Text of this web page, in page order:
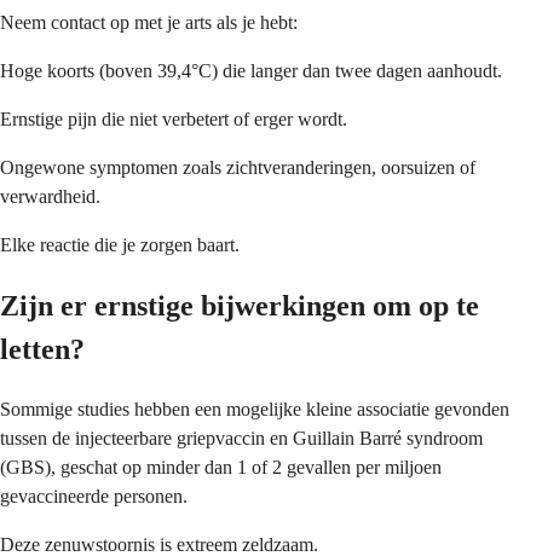
Neem contact op met je arts als je hebt:
Hoge koorts (boven 39,4°C) die langer dan twee dagen aanhoudt.
Ernstige pijn die niet verbetert of erger wordt.
Ongewone symptomen zoals zichtveranderingen, oorsuizen of
verwardheid.
Elke reactie die je zorgen baart.
Zijn er ernstige bijwerkingen om op te
letten?
Sommige studies hebben een mogelijke kleine associatie gevonden
tussen de injecteerbare griepvaccin en Guillain Barré syndroom
(GBS), geschat op minder dan 1 of 2 gevallen per miljoen
gevaccineerde personen.
Deze zenuwstoornis is extreem zeldzaam.